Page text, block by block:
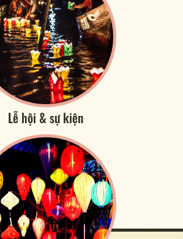
Lễ hội & sự kiện